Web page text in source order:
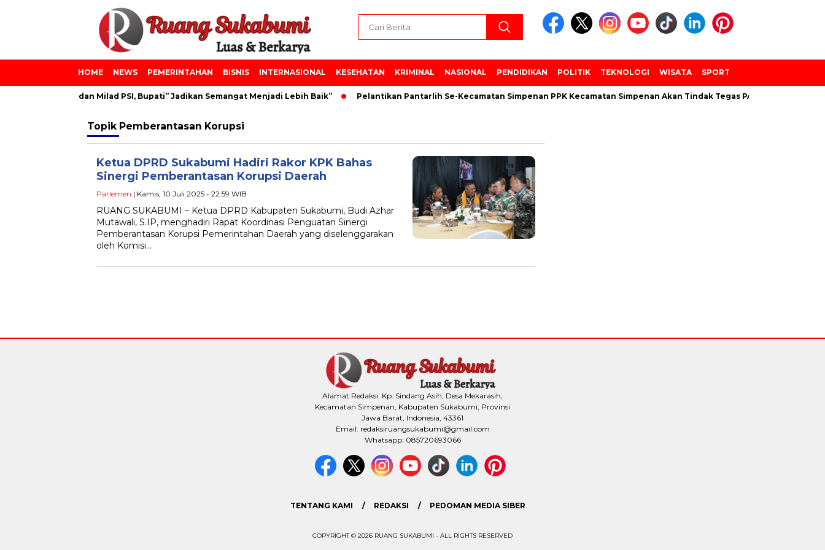
HOME NEWS PEMERINTAHAN BISNIS INTERNASIONAL KESEHATAN KRIMINAL NASIONAL PENDIDIKAN POLITIK TEKNOLOGI WISATA SPORT
Azainiyah dan Milad PSI, Bupati” Jadikan Semangat Menjadi Lebih Baik” Pelantikan Pantarlih Se-Kecamatan Simpenan PPK Kecamatan Simpenan Akan Tindak Tegas PANTARLIH Yang
Topik Pemberantasan Korupsi
Ketua DPRD Sukabumi Hadiri Rakor KPK Bahas
Sinergi Pemberantasan Korupsi Daerah
Parlemen | Kamis, 10 Juli 2025 - 22:59 WIB
RUANG SUKABUMI – Ketua DPRD Kabupaten Sukabumi, Budi Azhar
Mutawali, S.IP, menghadiri Rapat Koordinasi Penguatan Sinergi
Pemberantasan Korupsi Pemerintahan Daerah yang diselenggarakan
oleh Komisi…
Alamat Redaksi: Kp. Sindang Asih, Desa Mekarasih,
Kecamatan Simpenan, Kabupaten Sukabumi, Provinsi
Jawa Barat, Indonesia, 43361
Email: redaksiruangsukabumi@gmail.com
Whatsapp: 085720693066
TENTANG KAMI REDAKSI PEDOMAN MEDIA SIBER
COPYRIGHT © 2026 RUANG SUKABUMI - ALL RIGHTS RESERVED